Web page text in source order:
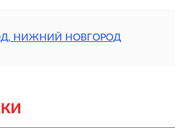
НИЖНИЙ НОВГОРОД